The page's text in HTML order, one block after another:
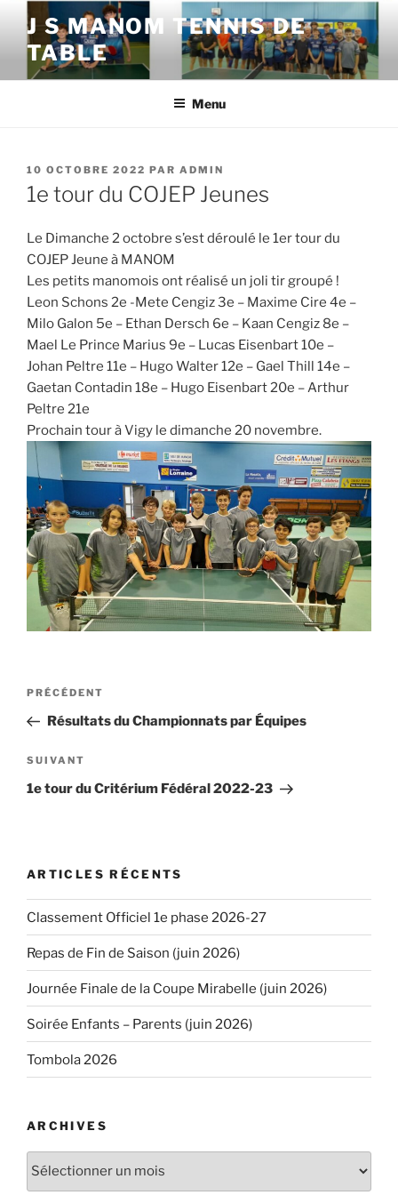
contenu
principal
J S MANOM TENNIS DE
TABLE
Menu
PUBLIÉ
LE
10 OCTOBRE 2022 PAR ADMIN
1e tour du COJEP Jeunes
Le Dimanche 2 octobre s’est déroulé le 1er tour du
COJEP Jeune à MANOM
Les petits manomois ont réalisé un joli tir groupé !
Leon Schons 2e -Mete Cengiz 3e – Maxime Cire 4e –
Milo Galon 5e – Ethan Dersch 6e – Kaan Cengiz 8e –
Mael Le Prince Marius 9e – Lucas Eisenbart 10e –
Johan Peltre 11e – Hugo Walter 12e – Gael Thill 14e –
Gaetan Contadin 18e – Hugo Eisenbart 20e – Arthur
Peltre 21e
Prochain tour à Vigy le dimanche 20 novembre.
Navigation
Article
précédent
PRÉCÉDENT
Résultats du Championnats par Équipes
Article
suivant
SUIVANT
1e tour du Critérium Fédéral 2022-23
ARTICLES RÉCENTS
Classement Officiel 1e phase 2026-27
Repas de Fin de Saison (juin 2026)
Journée Finale de la Coupe Mirabelle (juin 2026)
Soirée Enfants – Parents (juin 2026)
Tombola 2026
ARCHIVES
Archives